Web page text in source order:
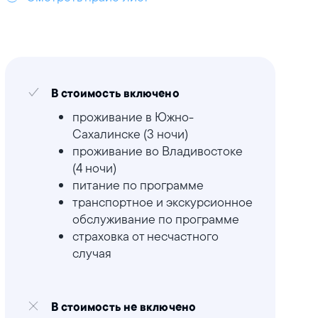
В стоимость включено
проживание в Южно-
Сахалинске (3 ночи)
проживание во Владивостоке
(4 ночи)
питание по программе
транспортное и экскурсионное
обслуживание по программе
страховка от несчастного
случая
В стоимость не включено